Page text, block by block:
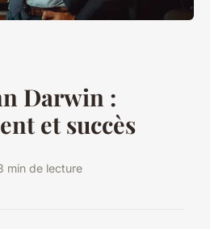
Darwin :
et succès
min de lecture